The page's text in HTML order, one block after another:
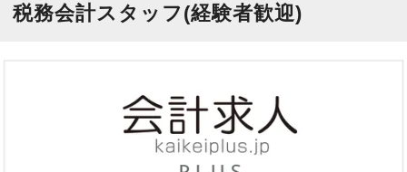
今すぐ会員登録
税務会計スタッフ(経験者歓迎)